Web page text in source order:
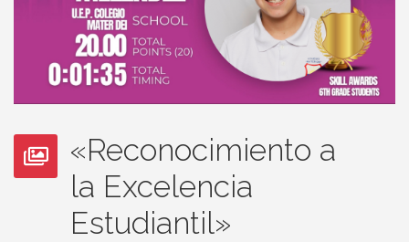
«Reconocimiento a
la Excelencia
Estudiantil»